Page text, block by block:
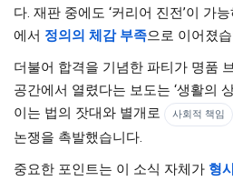
다. 재판 중에도 ‘커리어 진전’이 가
에서 정의의 체감 부족으로 이어졌
더불어 합격을 기념한 파티가 명품
공간에서 열렸다는 보도는 ‘생활의
이는 법의 잣대와 별개로
사회적 책임
논쟁을 촉발했습니다.
중요한 포인트는 이 소식 자체가 형